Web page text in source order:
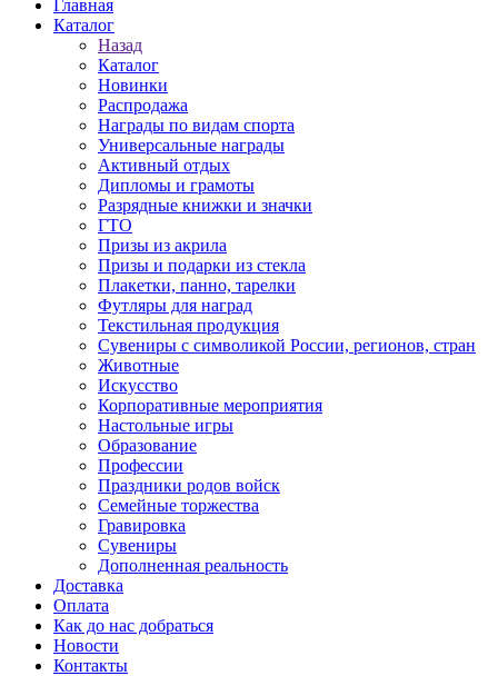
Главная
Каталог
Назад
Каталог
Новинки
Распродажа
Награды по видам спорта
Универсальные награды
Активный отдых
Дипломы и грамоты
Разрядные книжки и значки
ГТО
Призы из акрила
Призы и подарки из стекла
Плакетки, панно, тарелки
Футляры для наград
Текстильная продукция
Сувениры с символикой России, регионов, стран
Животные
Искусство
Корпоративные мероприятия
Настольные игры
Образование
Профессии
Праздники родов войск
Семейные торжества
Гравировка
Сувениры
Дополненная реальность
Доставка
Оплата
Как до нас добраться
Новости
Контакты